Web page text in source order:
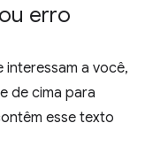
erro
interessam a você,
de cima para
esse texto